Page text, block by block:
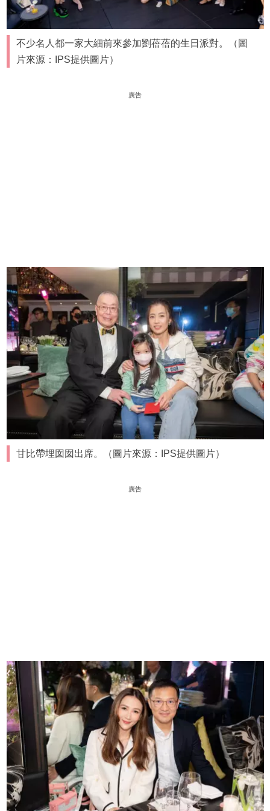
不少名人都一家大細前來參加劉蓓蓓的生日派對。（圖
片來源：IPS提供圖片）
廣告
甘比帶埋囡囡出席。（圖片來源：IPS提供圖片）
廣告